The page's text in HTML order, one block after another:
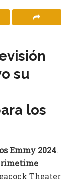
su
los
Emmy 2024.
Theater